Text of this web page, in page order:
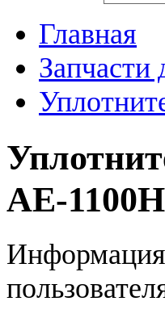
Главная
Запчасти
AE-1100H
Информация